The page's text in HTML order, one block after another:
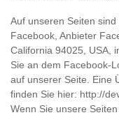
Auf unseren Seiten
Facebook, Anbieter
California 94025, USA,
Sie an dem Facebook-
auf unserer Seite. Eine
finden Sie hier: http://
Wenn Sie unsere